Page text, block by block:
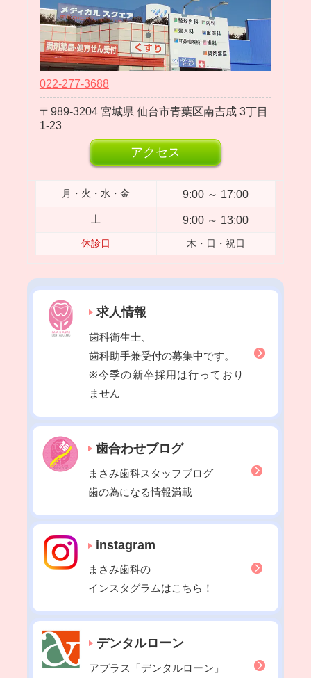
2023年10月
2023年09月
2023年08月
2023年07月
2023年05月
2023年04月
2023年03月
2023年02月
2022年09月
2022年08月
2022年07月
2022年06月
2022年03月
2022年02月
2022年01月
2021年12月
2021年11月
2021年10月
2021年09月
2021年08月
2021年06月
2021年05月
2021年04月
022-277-3688
989-3204 宮城県 仙台市青葉区南吉成 3丁目
1-23
アクセス
月・火・水・金 9:00 ～ 17:00
土 9:00 ～ 13:00
休診日 木・日・祝日
求人情報
歯科衛生士、
歯科助手兼受付の募集中です。
※今季の新卒採用は行っており
ません
歯合わせブログ
まさみ歯科スタッフブログ
歯の為になる情報満載
instagram
まさみ歯科の
インスタグラムはこちら！
デンタルローン
アプラス「デンタルローン」